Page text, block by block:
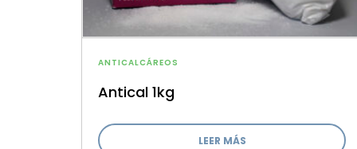
ANTICALCÁREOS
Antical 1kg
LEER MÁS